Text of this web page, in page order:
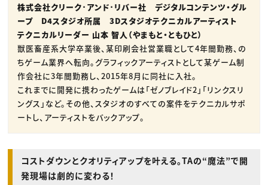
株式会社クリーク･アンド･リバー社 デジタルコンテンツ・グル
ープ D4スタジオ所属 3Dスタジオテクニカルアーティスト
テクニカルリーダー 山本 智人（やまもと・ともひと）
獣医畜産系大学卒業後、某印刷会社営業職として4年間勤務、の
ちゲーム業界へ転向。グラフィックアーティストとして某ゲーム制
作会社に3年間勤務し、2015年8月に同社に入社。
これまでに開発に携わったゲームは「ゼノブレイド2」「リンクスリ
ングス」など。その他、スタジオのすべての案件をテクニカルサポ
ートし、アーティストをバックアップ。
コストダウンとクオリティアップを叶える。TAの“魔法”で開
発現場は劇的に変わる！